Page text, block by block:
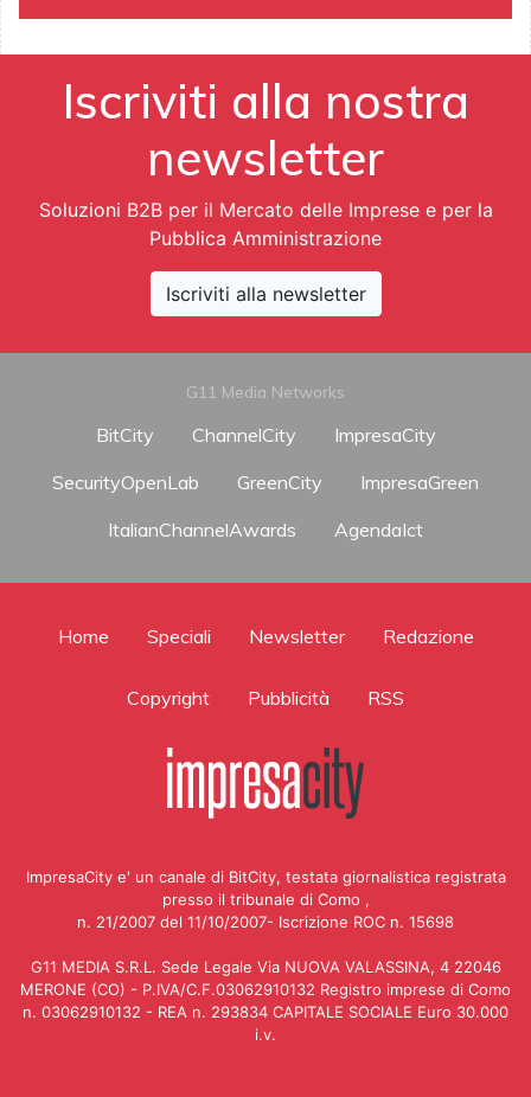
Iscriviti alla nostra
newsletter
Soluzioni B2B per il Mercato delle Imprese e per la
Pubblica Amministrazione
Iscriviti alla newsletter
G11 Media Networks
BitCity ChannelCity
ImpresaCity
SecurityOpenLab
GreenCity
ImpresaGreen
ItalianChannelAwards
AgendaIct
Home Speciali Newsletter Redazione
Copyright Pubblicità RSS
ImpresaCity e' un canale di BitCity, testata giornalistica registrata
presso il tribunale di Como ,
n. 21/2007 del 11/10/2007- Iscrizione ROC n. 15698
G11 MEDIA S.R.L. Sede Legale Via NUOVA VALASSINA, 4 22046
MERONE (CO) - P.IVA/C.F.03062910132 Registro imprese di Como
n. 03062910132 - REA n. 293834 CAPITALE SOCIALE Euro 30.000
i.v.